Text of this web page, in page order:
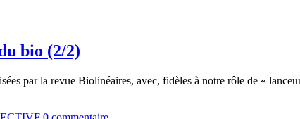
bio (2/2)
par la revue Biolinéaires, avec, fidèles à notre rôle de «